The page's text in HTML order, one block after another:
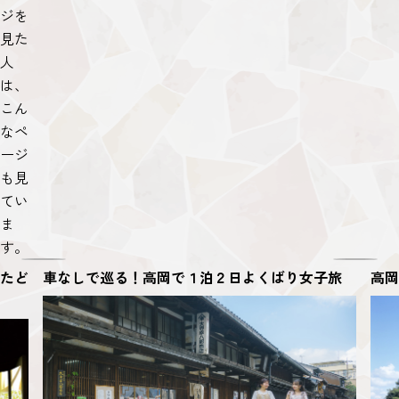
ジを
見た
人
は、
こん
なペ
ージ
も見
てい
ま
す。
ど
車なしで巡る！高岡で１泊２日よくばり女子旅 高